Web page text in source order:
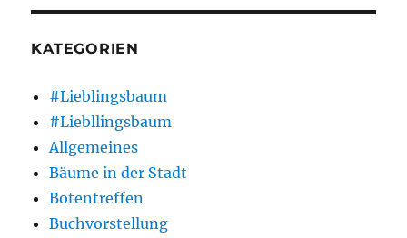
KATEGORIEN
#Lieblingsbaum
#Liebllingsbaum
Allgemeines
Bäume in der Stadt
Botentreffen
Buchvorstellung